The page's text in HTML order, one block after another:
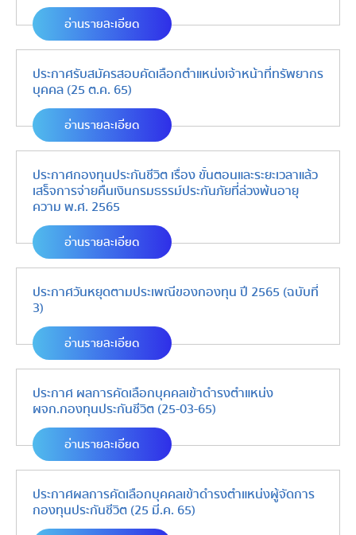
อ่านรายละเอียด
ประกาศรับสมัครสอบคัดเลือกตำแหน่งเจ้าหน้าที่ทรัพยากร
บุคคล (25 ต.ค. 65)
อ่านรายละเอียด
ประกาศกองทุนประกันชีวิต เรื่อง ขั้นตอนและระยะเวลาแล้ว
เสร็จการจ่ายคืนเงินกรมธรรม์ประกันภัยที่ล่วงพ้นอายุ
ความ พ.ศ. 2565
อ่านรายละเอียด
ประกาศวันหยุดตามประเพณีของกองทุน ปี 2565 (ฉบับที่
3)
อ่านรายละเอียด
ประกาศ ผลการคัดเลือกบุคคลเข้าดำรงตำแหน่ง
ผจก.กองทุนประกันชีวิต (25-03-65)
อ่านรายละเอียด
ประกาศผลการคัดเลือกบุคคลเข้าดำรงตำแหน่งผู้จัดการ
กองทุนประกันชีวิต (25 มี.ค. 65)